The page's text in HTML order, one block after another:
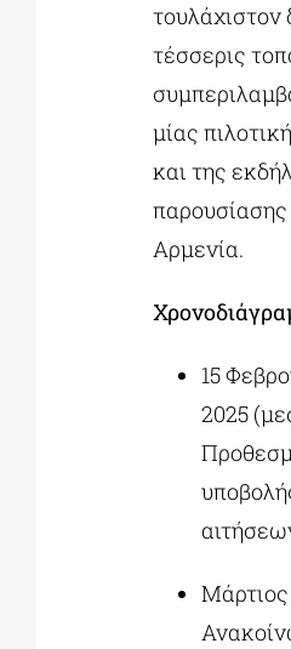
τέσσερις
μίας
και της
Αρμενία.
15
2025
Μάρτιος